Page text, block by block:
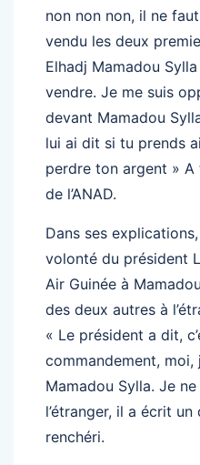
non non non, il ne
vendu les deux
Elhadj Mamadou
vendre. Je me suis
devant Mamadou
lui ai dit si tu prends
perdre ton argent »
de l’ANAD.
Dans ses
volonté du président
Air Guinée à
des deux autres à
« Le président a dit,
commandement, moi,
Mamadou Sylla. Je
l’étranger, il a écrit
renchéri.